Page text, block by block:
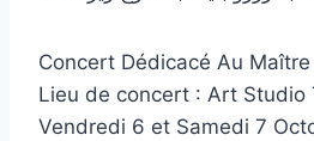
Concert Dédicacé Au
Lieu de concert : Art Studio
Vendredi 6 et Samedi 7